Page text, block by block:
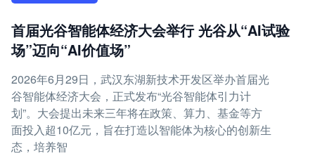
首届光谷智能体经济大会举行 光谷从“AI试验
场”迈向“AI价值场”
2026年6月29日，武汉东湖新技术开发区举办首届光
谷智能体经济大会，正式发布“光谷智能体引力计
划”。大会提出未来三年将在政策、算力、基金等方
面投入超10亿元，旨在打造以智能体为核心的创新生
态，培养智